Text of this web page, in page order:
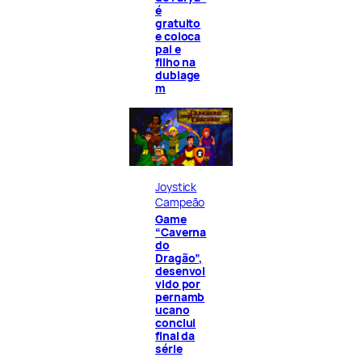
é
gratuito
e coloca
pai e
filho na
dublage
m
Joystick
Campeão
Game
“Caverna
do
Dragão”,
desenvol
vido por
pernamb
ucano
conclui
final da
série